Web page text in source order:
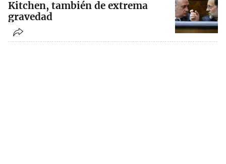
Kitchen, también de extrema
gravedad